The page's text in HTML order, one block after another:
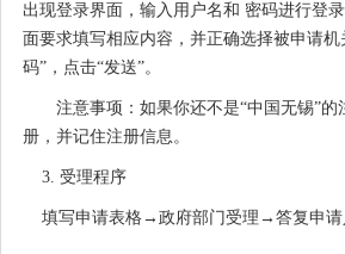
出现登录界面，输入用户名和 密码进行登
面要求填写相应内容，并正确选择被申请机
码”，点击“发送”。
注意事项：如果你还不是“中国无锡”的
册，并记住注册信息。
3. 受理程序
填写申请表格→政府部门受理 →答复申请